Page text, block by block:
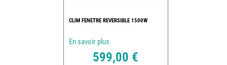
CLIM FENETRE REVERSIBLE 1500W
En savoir plus
599,00 €